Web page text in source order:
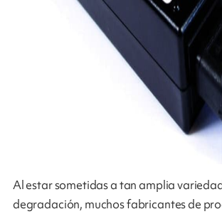
Al estar sometidas a tan amplia
degradación, muchos fabricantes de